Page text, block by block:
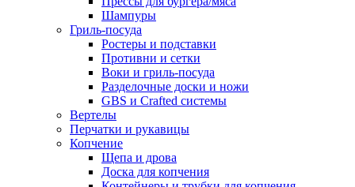
Шампуры
Гриль-посуда
Ростеры и подставки
Противни и сетки
Воки и гриль-посуда
Разделочные доски и ножи
GBS и Crafted системы
Вертелы
Перчатки и рукавицы
Копчение
Щепа и дрова
Доска для копчения